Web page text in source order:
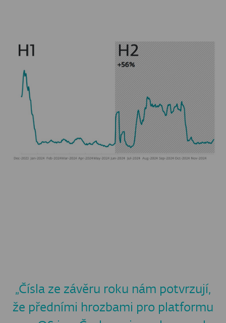
„Čísla ze závěru roku nám potvrzují,
že předními hrozbami pro platformu